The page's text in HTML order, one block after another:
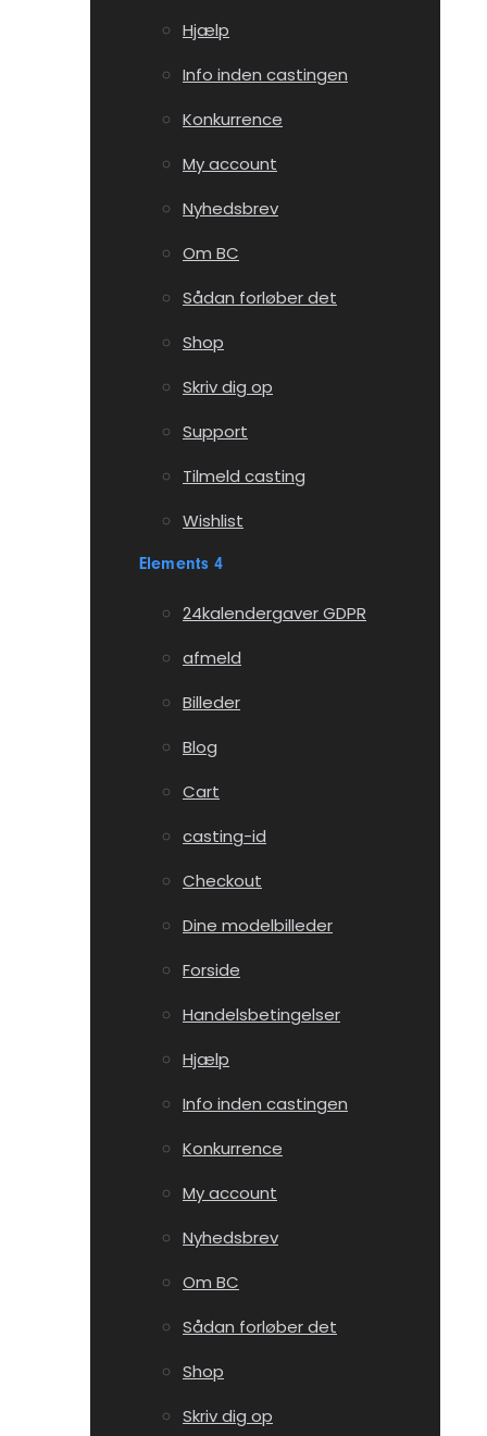
Hjælp
Info inden castingen
Konkurrence
My account
Nyhedsbrev
Om BC
Sådan forløber det
Shop
Skriv dig op
Support
Tilmeld casting
Wishlist
Elements 4
24kalendergaver GDPR
afmeld
Billeder
Blog
Cart
casting-id
Checkout
Dine modelbilleder
Forside
Handelsbetingelser
Hjælp
Info inden castingen
Konkurrence
My account
Nyhedsbrev
Om BC
Sådan forløber det
Shop
Skriv dig op